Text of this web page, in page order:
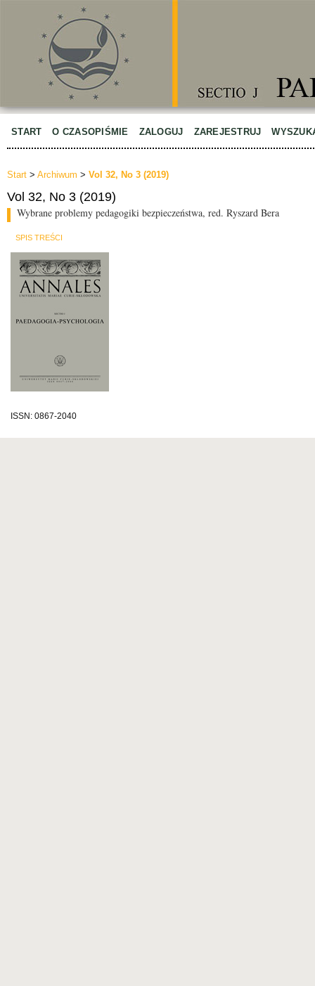
START O CZASOPIŚMIE ZALOGUJ ZAREJESTRUJ
Start > Archiwum > Vol 32, No 3 (2019)
Vol 32, No 3 (2019)
Wybrane problemy pedagogiki bezpieczeństwa, red. Ryszard Bera
SPIS TREŚCI
ISSN: 0867-2040